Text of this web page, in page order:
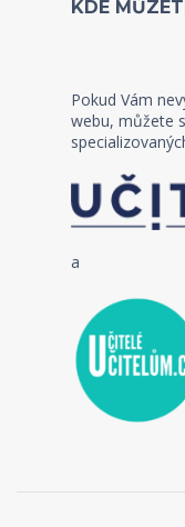
KDE
Pokud Vám
webu, můžete
a